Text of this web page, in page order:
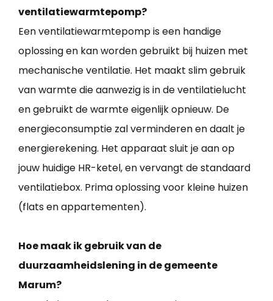
ventilatiewarmtepomp?
Een ventilatiewarmtepomp is een handige
oplossing en kan worden gebruikt bij huizen met
mechanische ventilatie. Het maakt slim gebruik
van warmte die aanwezig is in de ventilatielucht
en gebruikt de warmte eigenlijk opnieuw. De
energieconsumptie zal verminderen en daalt je
energierekening. Het apparaat sluit je aan op
jouw huidige HR-ketel, en vervangt de standaard
ventilatiebox. Prima oplossing voor kleine huizen
(flats en appartementen).
Hoe maak ik gebruik van de
duurzaamheidslening in de gemeente
Marum?